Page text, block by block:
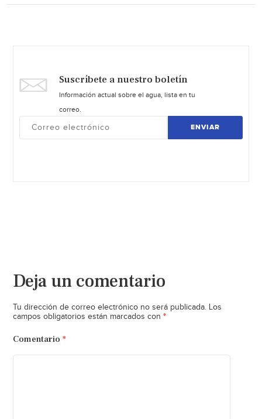
Suscríbete a nuestro boletín
Información actual sobre el agua, lista en tu
correo.
ENVIAR
Deja un comentario
Tu dirección de correo electrónico no será publicada. Los
campos obligatorios están marcados con *
Comentario *